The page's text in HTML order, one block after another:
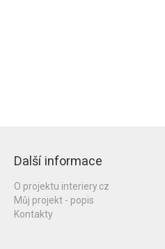
Další informace
O projektu interiery.cz
Můj projekt - popis
Kontakty